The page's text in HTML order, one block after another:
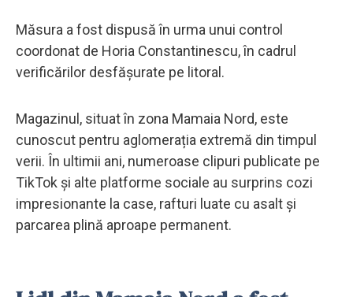
Măsura a fost dispusă în urma unui control
coordonat de Horia Constantinescu, în cadrul
verificărilor desfășurate pe litoral.
Magazinul, situat în zona Mamaia Nord, este
cunoscut pentru aglomerația extremă din timpul
verii. În ultimii ani, numeroase clipuri publicate pe
TikTok și alte platforme sociale au surprins cozi
impresionante la case, rafturi luate cu asalt și
parcarea plină aproape permanent.